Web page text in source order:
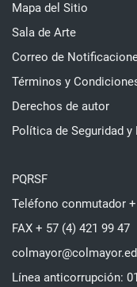
Mapa del Sitio
Sala de Arte
Correo de
Términos y
Derechos de autor
Política de Seguridad
PQRSF
Teléfono conmutador
FAX + 57 (4) 421 99 47
Línea anticorrupción: